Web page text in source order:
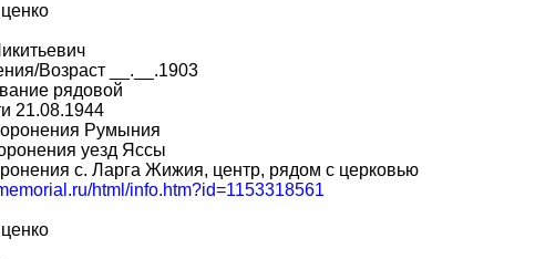
Возраст __.__.1903
рядовой
21.08.1944
Румыния
уезд Яссы
с. Ларга Жижия, центр, рядом с церковью
html/info.htm?id=1153318561